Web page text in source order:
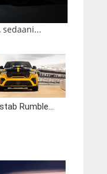
sedaani...
Rumble...